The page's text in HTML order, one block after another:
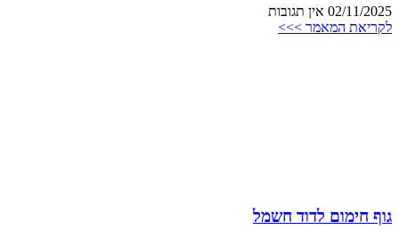
02/11/2025 אין תגובות
לקריאת המאמר >>>
גוף חימום לדוד חשמל